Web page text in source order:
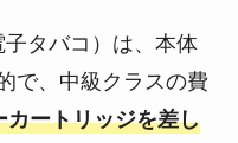
タバコ）は、本体
で、中級クラスの費
カートリッジを差し